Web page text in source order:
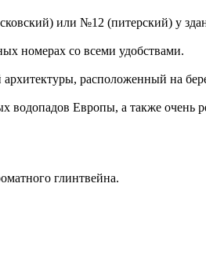
или №12 (питерский) у
номерах со всеми удобствами.
расположенный на
Европы, а также очень
глинтвейна.